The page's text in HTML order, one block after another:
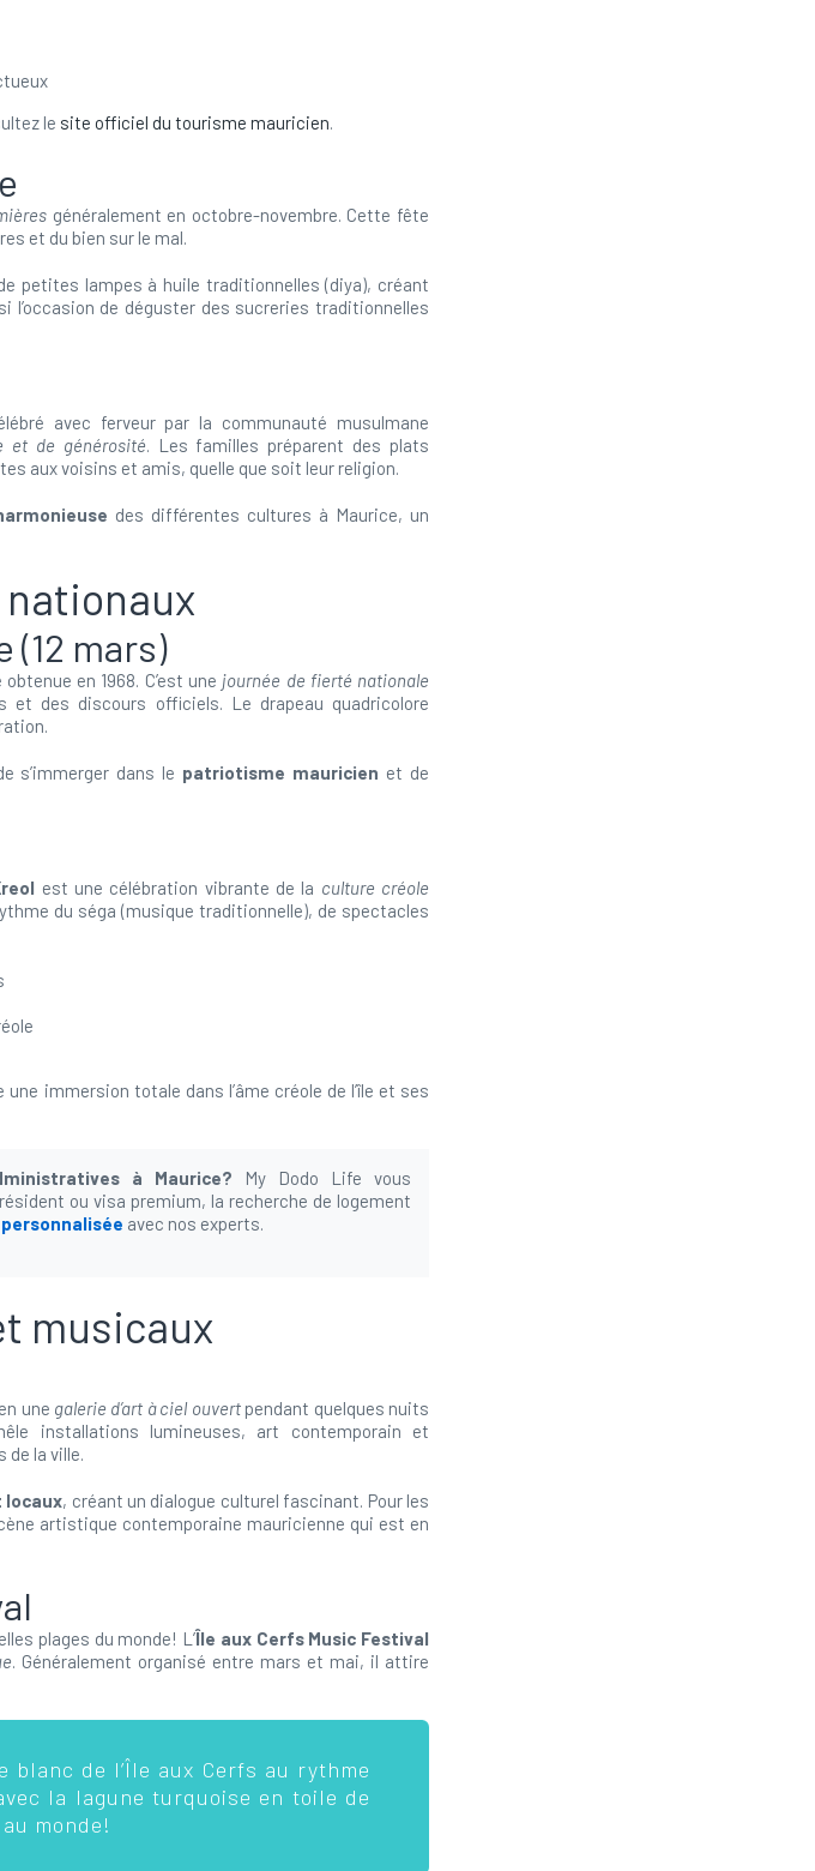
le site officiel du tourisme mauricien.
généralement en octobre-novembre. Cette fête
et du bien sur le mal.
petites lampes à huile traditionnelles (diya), créant
l’occasion de déguster des sucreries traditionnelles
avec ferveur par la communauté musulmane
et de générosité. Les familles préparent des plats
aux voisins et amis, quelle que soit leur religion.
des différentes cultures à Maurice, un
(12 mars)
en 1968. C’est une journée de fierté nationale
et des discours officiels. Le drapeau quadricolore
s’immerger dans le patriotisme mauricien et de
est une célébration vibrante de la culture créole
du séga (musique traditionnelle), de spectacles
immersion totale dans l’âme créole de l’île et ses
à Maurice? My Dodo Life vous
ou visa premium, la recherche de logement
avec nos experts.
musicaux
une galerie d’art à ciel ouvertpendant quelques nuits
installations lumineuses, art contemporain et
la ville.
, créant un dialogue culturel fascinant. Pour les
artistique contemporaine mauricienne qui est en
plages du monde! L’Île aux Cerfs Music Festival
. Généralement organisé entre mars et mai, il attire
blanc de l’Île aux Cerfs au rythme
la lagune turquoise en toile de
monde!